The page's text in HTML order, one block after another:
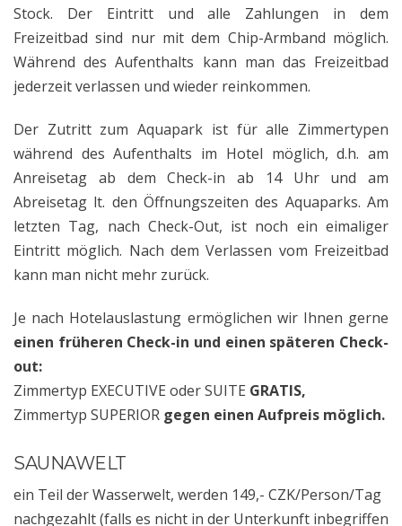
Stock. Der Eintritt und alle Zahlungen in dem
Freizeitbad sind nur mit dem Chip-Armband möglich.
Während des Aufenthalts kann man das Freizeitbad
jederzeit verlassen und wieder reinkommen.
Der Zutritt zum Aquapark ist für alle Zimmertypen
während des Aufenthalts im Hotel möglich, d.h. am
Anreisetag ab dem Check-in ab 14 Uhr und am
Abreisetag lt. den Öffnungszeiten des Aquaparks. Am
letzten Tag, nach Check-Out, ist noch ein eimaliger
Eintritt möglich. Nach dem Verlassen vom Freizeitbad
kann man nicht mehr zurück.
Je nach Hotelauslastung ermöglichen wir Ihnen gerne
einen früheren Check-in und einen späteren Check-
out:
Zimmertyp EXECUTIVE oder SUITE GRATIS,
Zimmertyp SUPERIOR gegen einen Aufpreis möglich.
SAUNAWELT
ein Teil der Wasserwelt, werden 149,- CZK/Person/Tag
nachgezahlt (falls es nicht in der Unterkunft inbegriffen